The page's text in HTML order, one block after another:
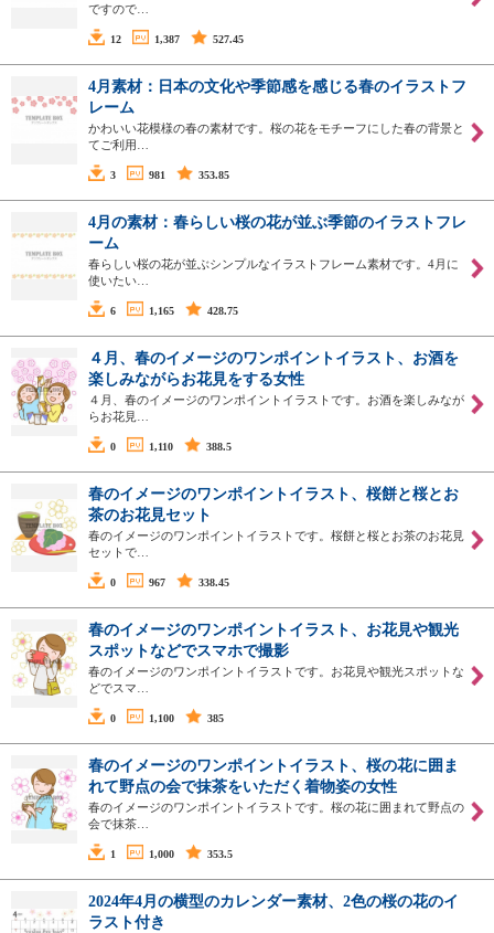
ですので…
12 1,387 527.45
4月素材：日本の文化や季節感を感じる春のイラストフ
レーム
かわいい花模様の春の素材です。桜の花をモチーフにした春の背景と
てご利用…
3 981 353.85
4月の素材：春らしい桜の花が並ぶ季節のイラストフレ
ーム
春らしい桜の花が並ぶシンプルなイラストフレーム素材です。4月に
使いたい…
6 1,165 428.75
４月、春のイメージのワンポイントイラスト、お酒を
楽しみながらお花見をする女性
４月、春のイメージのワンポイントイラストです。お酒を楽しみなが
らお花見…
0 1,110 388.5
春のイメージのワンポイントイラスト、桜餅と桜とお
茶のお花見セット
春のイメージのワンポイントイラストです。桜餅と桜とお茶のお花見
セットで…
0 967 338.45
春のイメージのワンポイントイラスト、お花見や観光
スポットなどでスマホで撮影
春のイメージのワンポイントイラストです。お花見や観光スポットな
どでスマ…
0 1,100 385
春のイメージのワンポイントイラスト、桜の花に囲ま
れて野点の会で抹茶をいただく着物姿の女性
春のイメージのワンポイントイラストです。桜の花に囲まれて野点の
会で抹茶…
1 1,000 353.5
2024年4月の横型のカレンダー素材、2色の桜の花のイ
ラスト付き